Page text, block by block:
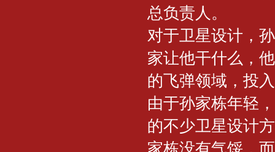
总负责人。
对于卫星设计，
家让他干什么，
的飞弹领域，投
由于孙家栋年轻
的不少卫星设计
家栋没有气馁，